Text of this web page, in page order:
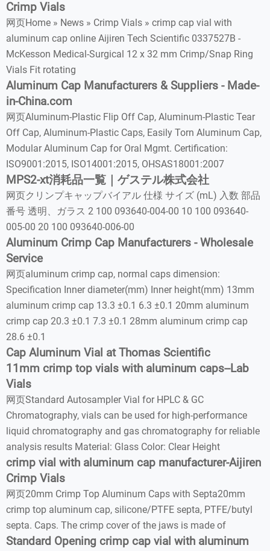
Crimp Vials
网页Home » News » Crimp Vials » crimp cap vial with
aluminum cap online Aijiren Tech Scientific 0337527B -
McKesson Medical-Surgical 12 x 32 mm Crimp/Snap Ring
Vials Fit rotating
Aluminum Cap Manufacturers & Suppliers - Made-
in-China.com
网页Aluminum-Plastic Flip Off Cap, Aluminum-Plastic Tear
Off Cap, Aluminum-Plastic Caps, Easily Torn Aluminum Cap,
Modular Aluminum Cap for Oral Mgmt. Certification:
ISO9001:2015, ISO14001:2015, OHSAS18001:2007
MPS2-xt消耗品一覧｜ゲステル株式会社
网页クリンプキャップバイアル 仕様 サイズ (mL) 入数 部品
番号 透明、ガラス 2 100 093640-004-00 10 100 093640-
005-00 20 100 093640-006-00
Aluminum Crimp Cap Manufacturers - Wholesale
Service
网页aluminum crimp cap, normal caps dimension:
Specification Inner diameter(mm) Inner height(mm) 13mm
aluminum crimp cap 13.3 ±0.1 6.3 ±0.1 20mm aluminum
crimp cap 20.3 ±0.1 7.3 ±0.1 28mm aluminum crimp cap
28.6 ±0.1
Cap Aluminum Vial at Thomas Scientific
11mm crimp top vials with aluminum caps--Lab
Vials
网页Standard Autosampler Vial for HPLC & GC
Chromatography, vials can be used for high-performance
liquid chromatography and gas chromatography for reliable
analysis results Material: Glass Color: Clear Height
crimp vial with aluminum cap manufacturer-Aijiren
Crimp Vials
网页20mm Crimp Top Aluminum Caps with Septa20mm
crimp top aluminum cap, silicone/PTFE septa, PTFE/butyl
septa. Caps. The crimp cover of the jaws is made of
Standard Opening crimp cap vial with aluminum